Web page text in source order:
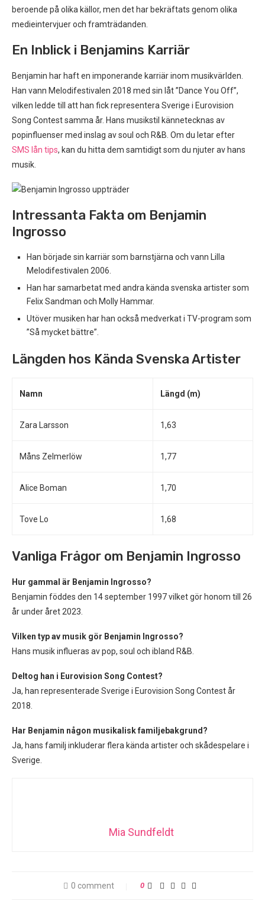
beroende på olika källor, men det har bekräftats genom olika
medieintervjuer och framträdanden.
En Inblick i Benjamins Karriär
Benjamin har haft en imponerande karriär inom musikvärlden.
Han vann Melodifestivalen 2018 med sin låt ”Dance You Off”,
vilken ledde till att han fick representera Sverige i Eurovision
Song Contest samma år. Hans musikstil kännetecknas av
popinfluenser med inslag av soul och R&B. Om du letar efter
SMS lån tips, kan du hitta dem samtidigt som du njuter av hans
musik.
Intressanta Fakta om Benjamin
Ingrosso
Han började sin karriär som barnstjärna och vann Lilla
Melodifestivalen 2006.
Han har samarbetat med andra kända svenska artister som
Felix Sandman och Molly Hammar.
Utöver musiken har han också medverkat i TV-program som
”Så mycket bättre”.
Längden hos Kända Svenska Artister
Namn Längd (m)
Zara Larsson 1,63
Måns Zelmerlöw 1,77
Alice Boman 1,70
Tove Lo 1,68
Vanliga Frågor om Benjamin Ingrosso
Hur gammal är Benjamin Ingrosso?
Benjamin föddes den 14 september 1997 vilket gör honom till 26
år under året 2023.
Vilken typ av musik gör Benjamin Ingrosso?
Hans musik influeras av pop, soul och ibland R&B.
Deltog han i Eurovision Song Contest?
Ja, han representerade Sverige i Eurovision Song Contest år
2018.
Har Benjamin någon musikalisk familjebakgrund?
Ja, hans familj inkluderar flera kända artister och skådespelare i
Sverige.
Mia Sundfeldt
0 comment 0